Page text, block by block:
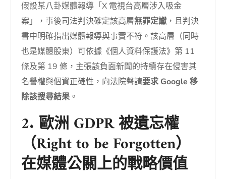
假設某八卦媒體報導「X 電視台高層涉入吸金
案」，事後司法判決確定該高層無罪定讞 ，且判決
書中明確指出媒體報導與事實不符。該高層（同時
也是媒體股東）可依據《個人資料保護法》第 11
條及第 19 條，主張該負面新聞的持續存在侵害其
名譽權與個資正確性，向法院聲請要求 Google 移
除該搜尋結果 。
2. 歐洲 GDPR 被遺忘權
（Right to be Forgotten）
在媒體公關上的戰略價值